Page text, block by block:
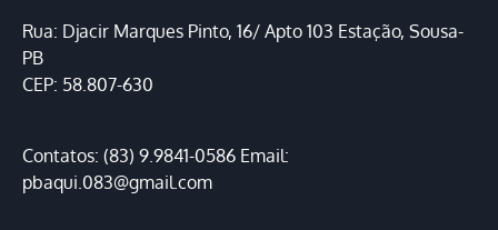
Rua: Djacir Marques Pinto, 16/ Apto 103 Estação, Sousa-
PB
CEP: 58.807-630
Contatos: (83) 9.9841-0586 Email:
pbaqui.083@gmail.com